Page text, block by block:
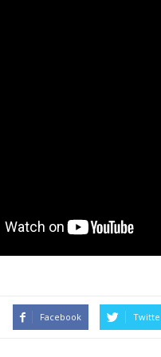
Facebook